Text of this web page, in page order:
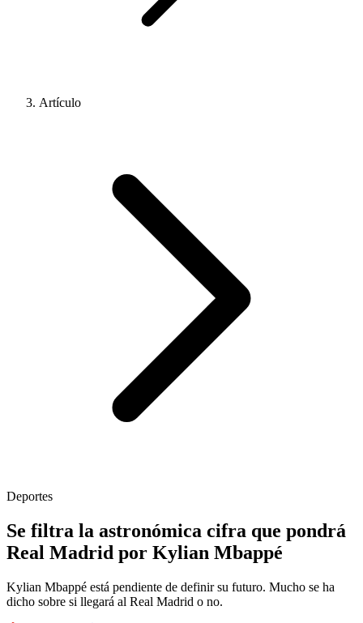
Artículo
Deportes
Se filtra la astronómica cifra que pondrá
Real Madrid por Kylian Mbappé
Kylian Mbappé está pendiente de definir su futuro. Mucho se ha
dicho sobre si llegará al Real Madrid o no.